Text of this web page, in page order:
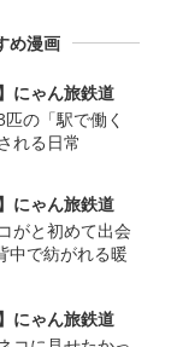
め漫画
にゃん旅鉄道
の「駅で働く
れる日常
にゃん旅鉄道
がと初めて出会
中で紡がれる暖
にゃん旅鉄道